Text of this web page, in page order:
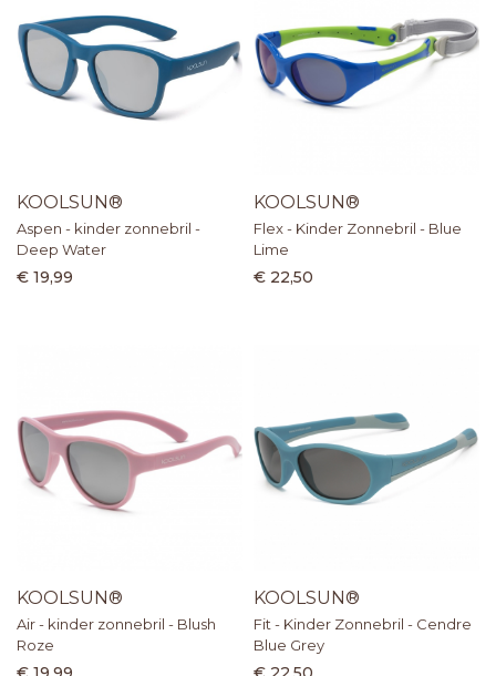
KOOLSUN®
Aspen - kinder zonnebril -
Deep Water
€ 19,99
KOOLSUN®
Flex - Kinder Zonnebril - Blue
Lime
€ 22,50
KOOLSUN®
Air - kinder zonnebril - Blush
Roze
KOOLSUN®
Fit - Kinder Zonnebril - Cendre
Blue Grey